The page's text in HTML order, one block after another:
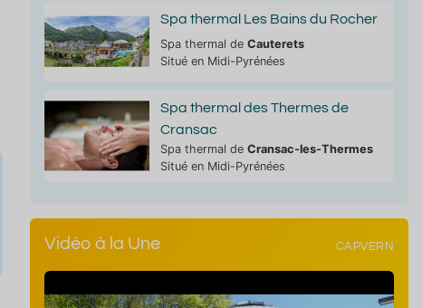
Spa thermal Les Bains du Rocher
Spa thermal de Cauterets
Situé en Midi-Pyrénées
Spa thermal des Thermes de
Cransac
Spa thermal de Cransac-les-Thermes
Situé en Midi-Pyrénées
Vidéo à la Une CAPVERN